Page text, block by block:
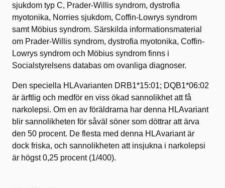
sjukdom typ C, Prader-Willis syndrom, dystrofia
myotonika, Norries sjukdom, Coffin-Lowrys syndrom
samt Möbius syndrom. Särskilda informationsmaterial
om Prader-Willis syndrom, dystrofia myotonika, Coffin-
Lowrys syndrom och Möbius syndrom finns i
Socialstyrelsens databas om ovanliga diagnoser.
Den speciella HLAvarianten DRB1*15:01; DQB1*06:02
är ärftlig och medför en viss ökad sannolikhet att få
narkolepsi. Om en av föräldrarna har denna HLAvariant
blir sannolikheten för såväl söner som döttrar att ärva
den 50 procent. De flesta med denna HLAvariant är
dock friska, och sannolikheten att insjukna i narkolepsi
är högst 0,25 procent (1/400).